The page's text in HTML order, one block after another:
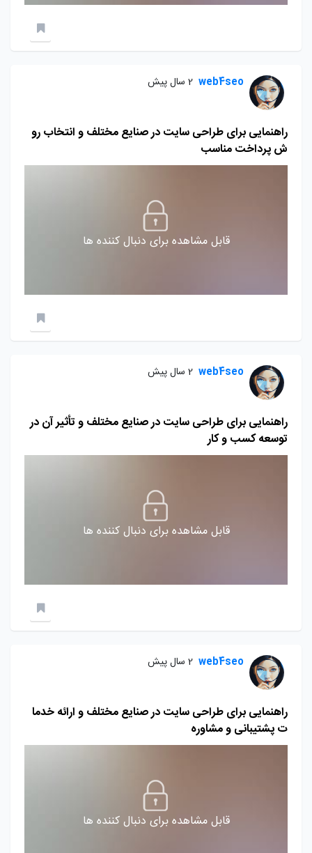
web4seo 2 سال پیش
راهنمایی برای طراحی سایت در صنایع مختلف و انتخاب رو
ش پرداخت مناسب
قابل مشاهده برای دنبال کننده ها
web4seo 2 سال پیش
راهنمایی برای طراحی سایت در صنایع مختلف و تأثیر آن در
توسعه کسب و کار
قابل مشاهده برای دنبال کننده ها
web4seo 2 سال پیش
راهنمایی برای طراحی سایت در صنایع مختلف و ارائه خدما
ت پشتیبانی و مشاوره
قابل مشاهده برای دنبال کننده ها